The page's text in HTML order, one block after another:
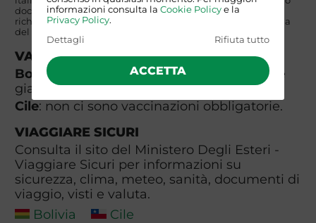
informazioni consulta la Cookie Policye la
Privacy Policy.
Dettagli
Rifiuta tutto
ACCETTA
documentarsi autonomamente circa i requisiti di ingresso
richiesti presso la propria rappresentanza consolare e quella
del paese di destinazione.
VACCINAZIONI
Bolivia
: Obbligatorio vaccino per la Febbre
gialla. È consigliata profilassi antimalarica.
Cile: non ci sono vaccinazioni obbligatorie.
VIAGGIARE SICURI
Consulta il sito del Ministero Degli Esteri -
Viaggiare Sicuri per informazioni su
sicurezza, clima, meteo, sanità, documenti di
viaggio, visti e valuta.
Bolivia
Cile